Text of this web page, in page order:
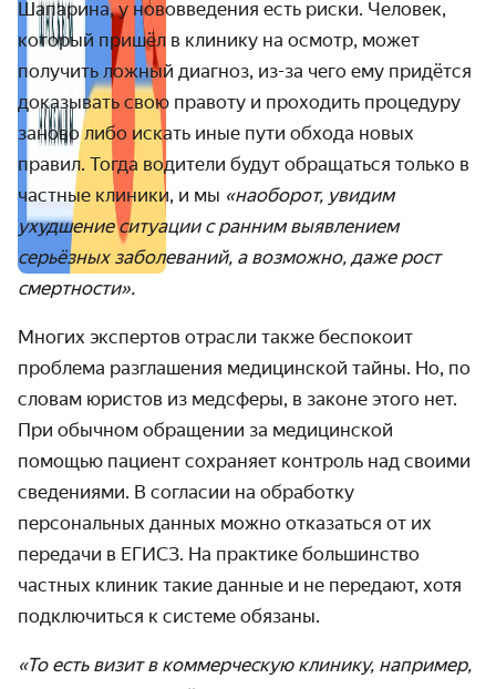
Шапарина, у нововведения есть риски. Человек,
который пришёл в клинику на осмотр, может
получить ложный диагноз, из-за чего ему придётся
доказывать свою правоту и проходить процедуру
заново либо искать иные пути обхода новых
правил. Тогда водители будут обращаться только в
частные клиники, и мы «наоборот, увидим
ухудшение ситуации с ранним выявлением
серьёзных заболеваний, а возможно, даже рост
смертности».
Многих экспертов отрасли также беспокоит
проблема разглашения медицинской тайны. Но, по
словам юристов из медсферы, в законе этого нет.
При обычном обращении за медицинской
помощью пациент сохраняет контроль над своими
сведениями. В согласии на обработку
персональных данных можно отказаться от их
передачи в ЕГИСЗ. На практике большинство
частных клиник такие данные и не передают, хотя
подключиться к системе обязаны.
«То есть визит в коммерческую клинику, например,